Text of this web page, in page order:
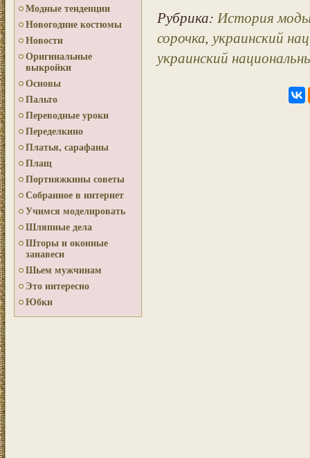
Модные тенденции
Новогодние костюмы
Новости
Оригинальные
выкройки
Основы
Пальто
Переводные уроки
Переделкино
Платья, сарафаны
Плащ
Портняжкины советы
Собранное в интернет
Учимся моделировать
Шляпные дела
Шторы и оконные
занавеси
Шьем мужчинам
Это интересно
Юбки
Рубрика: История
сорочка, украинский
украинский